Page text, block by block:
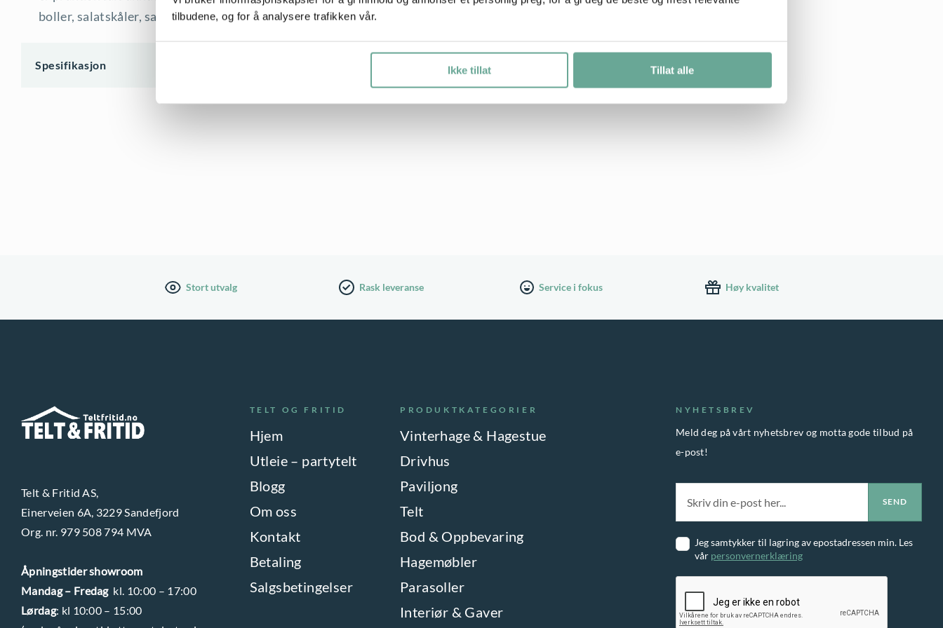
tilbudene, og for å analysere trafikken vår.
Ikke tillat Tillat alle
boller, salatskåler, salatbestikk og serveringsbrett.
Spesifikasjon
Stort utvalg Rask leveranse Service i fokus Høy kvalitet
Telt & Fritid AS,
Einerveien 6A, 3229 Sandefjord
Org. nr. 979 508 794 MVA
Åpningstider showroom
Mandag – Fredagkl. 10:00 – 17:00
Lørdag: kl 10:00 – 15:00
TELT OG FRITID
Hjem
Utleie – partytelt
Blogg
Om oss
Kontakt
Betaling
Salgsbetingelser
PRODUKTKATEGORIER
Vinterhage & Hagestue
Drivhus
Paviljong
Telt
Bod & Oppbevaring
Hagemøbler
Parasoller
Interiør & Gaver
NYHETSBREV
Meld deg på vårt nyhetsbrev og motta gode tilbud på
e-post!
Jeg samtykker til lagring av epostadressen min. Les
vår personvernerklæring